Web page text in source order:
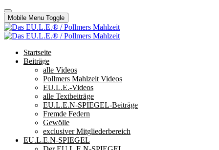
Mobile Menu Toggle
Startseite
Beiträge
alle Videos
Pollmers Mahlzeit Videos
EU.L.E.-Videos
alle Textbeiträge
EU.L.E.N-SPIEGEL-Beiträge
Fremde Federn
Gewölle
exclusiver Mitgliederbereich
EU.L.E.N-SPIEGEL